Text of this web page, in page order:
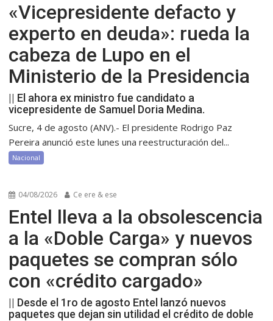
«Vicepresidente defacto y
experto en deuda»: rueda la
cabeza de Lupo en el
Ministerio de la Presidencia
|| El ahora ex ministro fue candidato a
vicepresidente de Samuel Doria Medina.
Sucre, 4 de agosto (ANV).- El presidente Rodrigo Paz
Pereira anunció este lunes una reestructuración del...
Nacional
04/08/2026 Ce ere & ese
Entel lleva a la obsolescencia
a la «Doble Carga» y nuevos
paquetes se compran sólo
con «crédito cargado»
|| Desde el 1ro de agosto Entel lanzó nuevos
paquetes que dejan sin utilidad el crédito de doble